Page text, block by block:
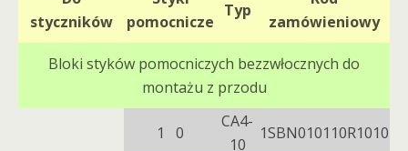
styczników
pomocnicze
Typ
zamówieniowy
Bloki styków pomocniczych bezzwłocznych do
montażu z przodu
1 0
CA4-
10
1SBN010110R1010